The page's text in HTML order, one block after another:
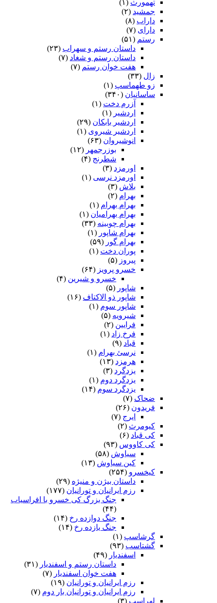
تهمورث (۱)
جمشید (۲)
داراب (۸)
دارای (۷)
رستم (۵۱)
داستان رستم و سهراب (۲۳)
داستان رستم و شغاد (۷)
هفت خوان رستم‏ (۷)
زال (۳۳)
زو طهماسپ‏ (۱)
ساسانیان (۳۴۰)
آزرم دخت (۱)
اردشیر (۱)
اردشیر بابکان (۲۹)
اردشیر شیروی (۱)
انوشیروان (۶۳)
بوزرجمهر (۱۲)
شطرنج (۴)
اورمزد (۳)
اورمزد نرسى‏ (۱)
بلاش (۳)
بهرام (۲)
بهرام بهرام (۱)
بهرام بهرامیان‏ (۱)
بهرام چوبینه (۳۳)
بهرام شاپور (۱)
بهرام گور (۵۹)
پوران دخت (۱)
پیروز (۵)
خسرو پرویز (۶۴)
خسرو و شیرین (۴)
شاپور (۵)
شاپور ذو الاکتاف (۱۶)
شاپور سوم‏ (۱)
شیرویه (۵)
فرایین (۲)
فرخ زاد (۱)
قباد (۹)
نرسئ بهرام‏ (۱)
هرمزد (۱۳)
یزدگرد (۳)
یزدگرد دوم (۱)
یزدگرد سوم (۱۴)
ضحاک (۷)
فریدون (۲۶)
ایرج (۷)
کیومرث (۲)
کی قباد (۶)
کی کاووس (۹۳)
سیاوش (۵۸)
کین سیاوش (۱۳)
کیخسرو (۲۵۴)
داستان بیژن و منیژه (۲۹)
رزم ایرانیان و تورانیان (۱۷۷)
جنگ بزرگ کی خسرو با افراسیاب
(۴۴)
جنگ دوازده رخ (۱۴)
جنگ یازده رخ (۱۴)
گرشاسپ (۱)
گشتاسب (۹۳)
اسفندیار (۴۹)
داستان رستم و اسفندیار (۳۱)
هفت خوان اسفندیار (۷)
رزم ایرانیان و تورانیان (۱۹)
رزم ایرانیان و تورانیان بار دوم (۷)
لهراسب (۳)